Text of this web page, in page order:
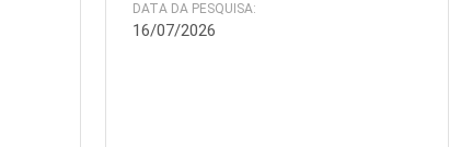
DATA DA PESQUISA:
16/07/2026